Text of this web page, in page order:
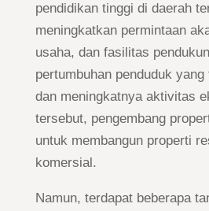
pendidikan tinggi di daerah
meningkatkan permintaan
usaha, dan fasilitas
pertumbuhan penduduk
dan meningkatnya aktivitas
tersebut, pengembang
untuk membangun properti
komersial.
Namun, terdapat beberapa